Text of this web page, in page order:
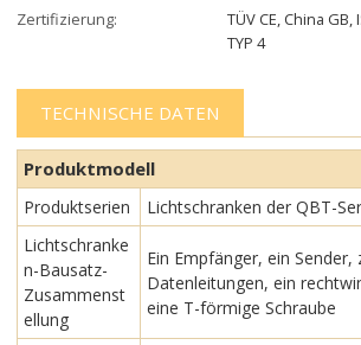
Zertifizierung:
TÜV CE, China
TYP 4
TECHNISCHE DATEN
Produktmodell
Produktserien
Lichtschranken der QBT-
Lichtschranke
n-Bausatz-
Zusammenst
ellung
Ein Empfänger, ein Sender,
Datenleitungen, ein
eine T-förmige Schraube